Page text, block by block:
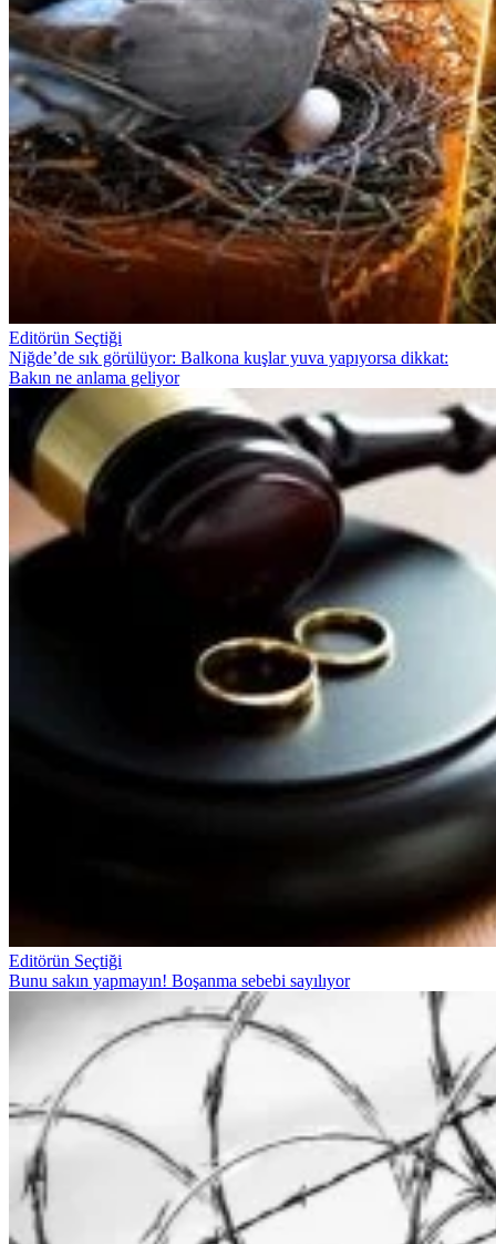
Editörün Seçtiği
Niğde’de sık görülüyor: Balkona kuşlar yuva yapıyorsa dikkat:
Bakın ne anlama geliyor
Editörün Seçtiği
Bunu sakın yapmayın! Boşanma sebebi sayılıyor